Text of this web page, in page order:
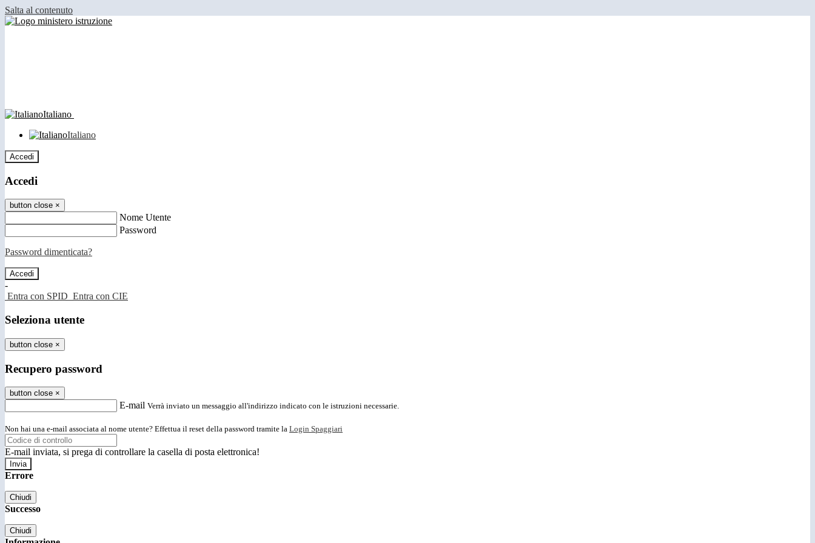
Salta al contenuto
Italiano
Italiano
Accedi
Accedi
button close ×
Nome Utente
Password
Password dimenticata?
-
Entra con SPID Entra con CIE
Seleziona utente
button close ×
Recupero password
button close ×
E-mail Verrà inviato un messaggio all'indirizzo indicato con le istruzioni necessarie.
Non hai una e-mail associata al nome utente? Effettua il reset della password tramite la Login Spaggiari
E-mail inviata, si prega di controllare la casella di posta elettronica!
Errore
Chiudi
Successo
Chiudi